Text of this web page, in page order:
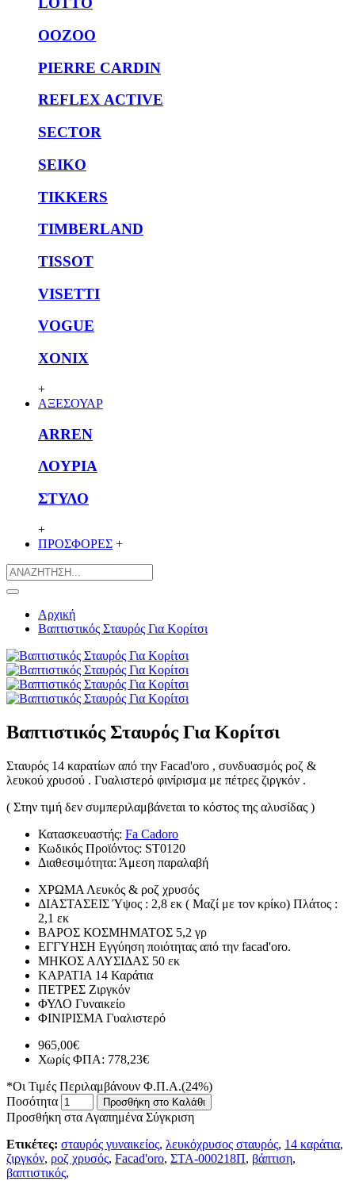
OOZOO
PIERRE CARDIN
REFLEX ACTIVE
SECTOR
SEIKO
TIKKERS
TIMBERLAND
TISSOT
VISETTI
VOGUE
XONIX
+
ΑΞΕΣΟΥΑΡ
ARREN
ΛΟΥΡΙΑ
ΣΤΥΛΟ
+
ΠΡΟΣΦΟΡΕΣ +
Αρχική
Βαπτιστικός Σταυρός Για Κορίτσι
Βαπτιστικός Σταυρός Για Κορίτσι
Σταυρός 14 καρατίων από την Facad'oro , συνδυασμός ροζ &
λευκού χρυσού . Γυαλιστερό φινίρισμα με πέτρες ζιργκόν .
( Στην τιμή δεν συμπεριλαμβάνεται το κόστος της αλυσίδας )
Κατασκευαστής: Fa Cadoro
Κωδικός Προϊόντος: ST0120
Διαθεσιμότητα: Άμεση παραλαβή
ΧΡΩΜΑ Λευκός & ροζ χρυσός
ΔΙΑΣΤΑΣΕΙΣ Ύψος : 2,8 εκ ( Μαζί με τον κρίκο) Πλάτος :
2,1 εκ
ΒΑΡΟΣ ΚΟΣΜΗΜΑΤΟΣ 5,2 γρ
ΕΓΓΥΗΣΗ Εγγύηση ποιότητας από την facad'oro.
ΜΗΚΟΣ ΑΛΥΣΙΔΑΣ 50 εκ
ΚΑΡΑΤΙΑ 14 Καράτια
ΠΕΤΡΕΣ Ζιργκόν
ΦΥΛΟ Γυναικείο
ΦΙΝΙΡΙΣΜΑ Γυαλιστερό
965,00€
Χωρίς ΦΠΑ: 778,23€
*Οι Τιμές Περιλαμβάνουν Φ.Π.Α.(24%)
Ποσότητα
Προσθήκη στο Καλάθι
Προσθήκη στα Αγαπημένα Σύγκριση
Ετικέτες: σταυρός γυναικείος, λευκόχρυσος σταυρός, 14 καράτια,
ζιργκόν, ροζ χρυσός, Facad'oro, ΣΤΑ-000218Π, βάπτιση,
βαπτιστικός,